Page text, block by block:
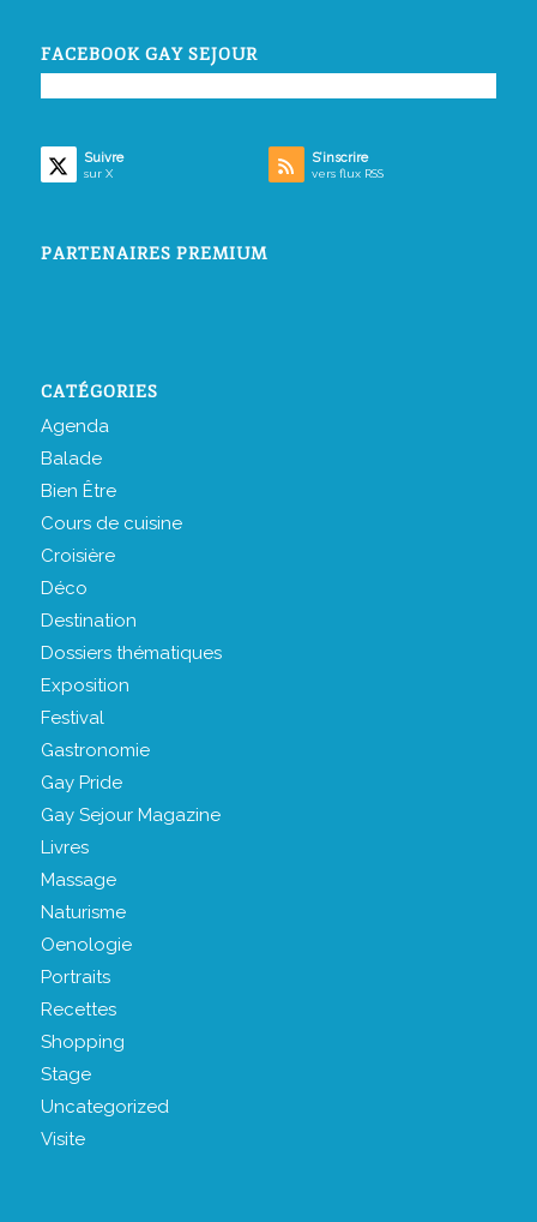
FACEBOOK GAY SEJOUR
Suivre
sur X
S’inscrire
vers flux RSS
PARTENAIRES PREMIUM
CATÉGORIES
Agenda
Balade
Bien Être
Cours de cuisine
Croisière
Déco
Destination
Dossiers thématiques
Exposition
Festival
Gastronomie
Gay Pride
Gay Sejour Magazine
Livres
Massage
Naturisme
Oenologie
Portraits
Recettes
Shopping
Stage
Uncategorized
Visite